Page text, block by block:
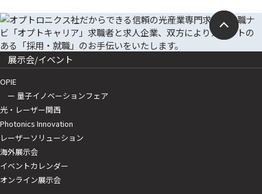
展示会/イベント
OPIE
ー 量子イノベーションフェア
光・レーザー関西
Photonics Innovation
レーザーソリューション
海外展示会
イベントカレンダー
オンライン展示会